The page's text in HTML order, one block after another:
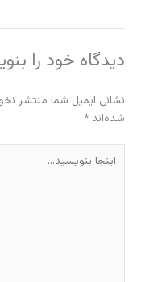
دیدگاه‌ خود را
نشانی ایمیل شما منتشر
شده‌اند *
بنویسید…